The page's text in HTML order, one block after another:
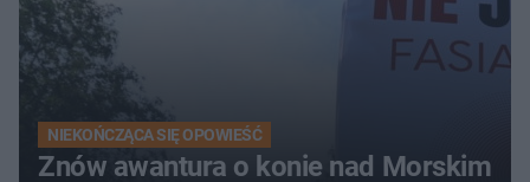
NIEKOŃCZĄCA SIĘ OPOWIEŚĆ
Znów awantura o konie nad Morskim